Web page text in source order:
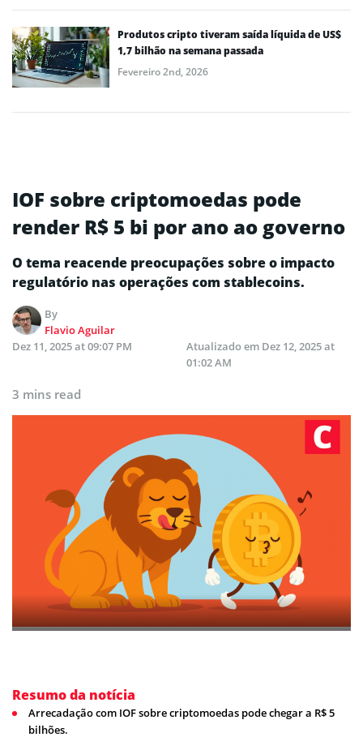
Produtos cripto tiveram saída líquida de US$
1,7 bilhão na semana passada
Fevereiro 2nd, 2026
IOF sobre criptomoedas pode
render R$ 5 bi por ano ao governo
O tema reacende preocupações sobre o impacto
regulatório nas operações com stablecoins.
By
Flavio Aguilar
Dez 11, 2025 at 09:07 PM
Atualizado em Dez 12, 2025 at
01:02 AM
3 mins read
Resumo da notícia
Arrecadação com IOF sobre criptomoedas pode chegar a R$ 5
bilhões.